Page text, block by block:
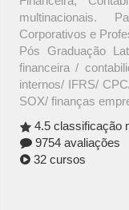
multinacionais.
Corporativos e
Pós Graduação
financeira /
internos/ IFRS/
SOX/ finanças
4.5 classificação
9754 avaliações
32 cursos